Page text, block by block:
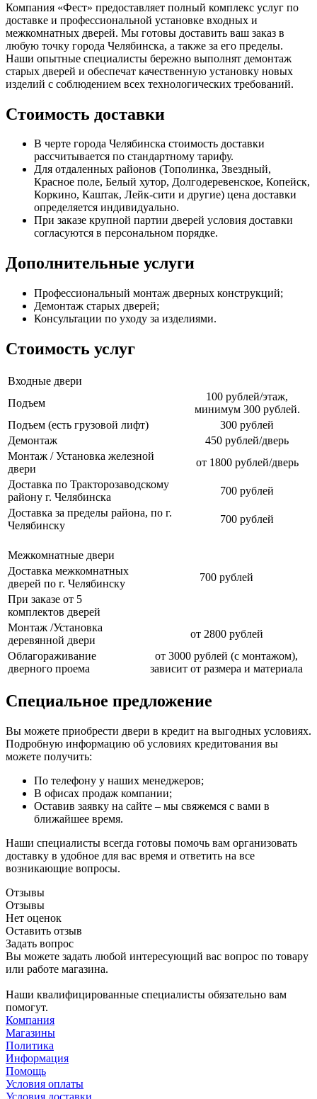
Компания «Фест» предоставляет полный комплекс услуг по
доставке и профессиональной установке входных и
межкомнатных дверей. Мы готовы доставить ваш заказ в
любую точку города Челябинска, а также за его пределы.
Наши опытные специалисты бережно выполнят демонтаж
старых дверей и обеспечат качественную установку новых
изделий с соблюдением всех технологических требований.
Стоимость доставки
В черте города Челябинска стоимость доставки
рассчитывается по стандартному тарифу.
Для отдаленных районов (Тополинка, Звездный,
Красное поле, Белый хутор, Долгодеревенское, Копейск,
Коркино, Каштак, Лейк-сити и другие) цена доставки
определяется индивидуально.
При заказе крупной партии дверей условия доставки
согласуются в персональном порядке.
Дополнительные услуги
Профессиональный монтаж дверных конструкций;
Демонтаж старых дверей;
Консультации по уходу за изделиями.
Стоимость услуг
Входные двери
Подъем
100 рублей/этаж,
минимум 300 рублей.
Подъем (есть грузовой лифт)
300 рублей
Демонтаж
450 рублей/дверь
Монтаж / Установка железной
двери
от 1800 рублей/дверь
Доставка по Тракторозаводскому
району г. Челябинска
700 рублей
Доставка за пределы района, по г.
Челябинску
700 рублей
Межкомнатные двери
Доставка межкомнатных
дверей по г. Челябинску
700 рублей
При заказе от 5
комплектов дверей
Монтаж /Установка
деревянной двери
от 2800 рублей
Облагораживание
дверного проема
от 3000 рублей (с монтажом),
зависит от размера и материала
Специальное предложение
Вы можете приобрести двери в кредит на выгодных условиях.
Подробную информацию об условиях кредитования вы
можете получить:
По телефону у наших менеджеров;
В офисах продаж компании;
Оставив заявку на сайте – мы свяжемся с вами в
ближайшее время.
Наши специалисты всегда готовы помочь вам организовать
доставку в удобное для вас время и ответить на все
возникающие вопросы.
Отзывы
Отзывы
Нет оценок
Оставить отзыв
Задать вопрос
Вы можете задать любой интересующий вас вопрос по товару
или работе магазина.
Наши квалифицированные специалисты обязательно вам
помогут.
Компания
Магазины
Политика
Информация
Помощь
Условия оплаты
Условия доставки